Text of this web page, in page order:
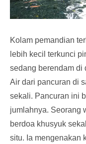
Kolam pemandian
lebih kecil terkunci
sedang berendam di
Air dari pancuran di
sekali. Pancuran ini
jumlahnya. Seorang
berdoa khusyuk
situ. Ia mengenakan